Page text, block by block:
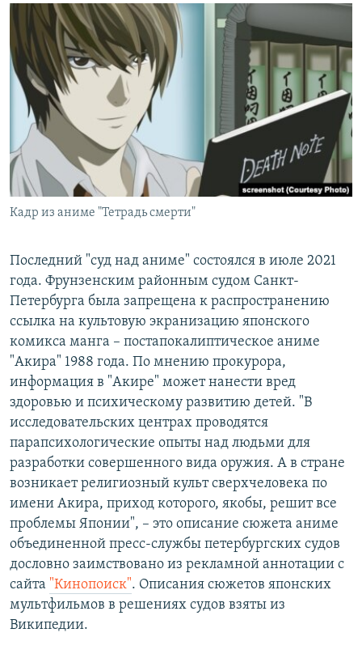
Кадр из аниме "Тетрадь смерти"
Последний "суд над аниме" состоялся в июле 2021
года. Фрунзенским районным судом Санкт-
Петербурга была запрещена к распространению
ссылка на культовую экранизацию японского
комикса манга – постапокалиптическое аниме
"Акира" 1988 года. По мнению прокурора,
информация в "Акире" может нанести вред
здоровью и психическому развитию детей. "В
исследовательских центрах проводятся
парапсихологические опыты над людьми для
разработки совершенного вида оружия. А в стране
возникает религиозный культ сверхчеловека по
имени Акира, приход которого, якобы, решит все
проблемы Японии", – это описание сюжета аниме
объединенной пресс-службы петербургских судов
дословно заимствовано из рекламной аннотации с
сайта "Кинопоиск". Описания сюжетов японских
мультфильмов в решениях судов взяты из
Википедии.